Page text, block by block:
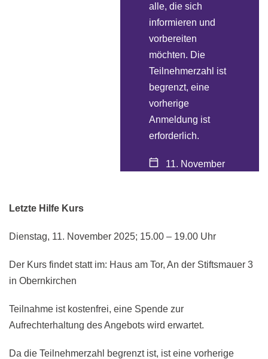
alle, die sich
informieren und
vorbereiten
möchten. Die
Teilnehmerzahl ist
begrenzt, eine
vorherige
Anmeldung ist
erforderlich.
11. November
Letzte Hilfe Kurs
Dienstag, 11. November 2025; 15.00 – 19.00 Uhr
Der Kurs findet statt im: Haus am Tor, An der Stiftsmauer 3
in Obernkirchen
Teilnahme ist kostenfrei, eine Spende zur
Aufrechterhaltung des Angebots wird erwartet.
Da die Teilnehmerzahl begrenzt ist, ist eine vorherige